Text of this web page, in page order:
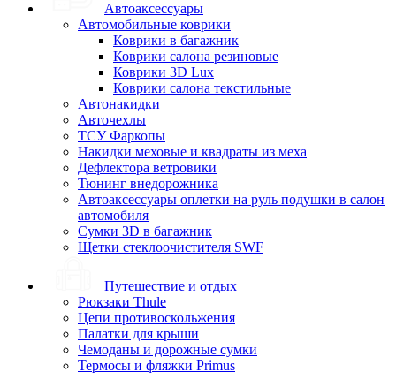
Автоаксессуары
Автомобильные коврики
Коврики в багажник
Коврики салона резиновые
Коврики 3D Lux
Коврики салона текстильные
Автонакидки
Авточехлы
ТСУ Фаркопы
Накидки меховые и квадраты из меха
Дефлектора ветровики
Тюнинг внедорожника
Автоаксессуары оплетки на руль подушки в салон
автомобиля
Сумки 3D в багажник
Щетки стеклоочистителя SWF
Путешествие и отдых
Рюкзаки Thule
Цепи противоскольжения
Палатки для крыши
Чемоданы и дорожные сумки
Термосы и фляжки Primus